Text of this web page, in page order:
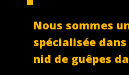
Nous sommes
spécialisée
nid de guêpes